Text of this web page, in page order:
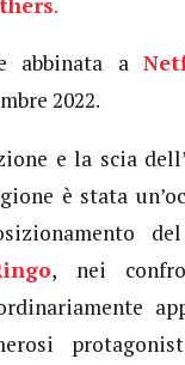
abbinata a
2022.
e la scia
è stata
, nei